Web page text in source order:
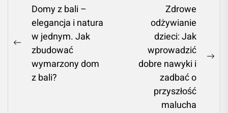
Nawigacja
wpisu
Previous
post:
Domy z bali –
elegancja i natura
w jednym. Jak
zbudować
wymarzony dom
z bali?
Zdrowe
odżywianie
dzieci: Jak
wprowadzić
dobre nawyki i
zadbać o
przyszłość
malucha